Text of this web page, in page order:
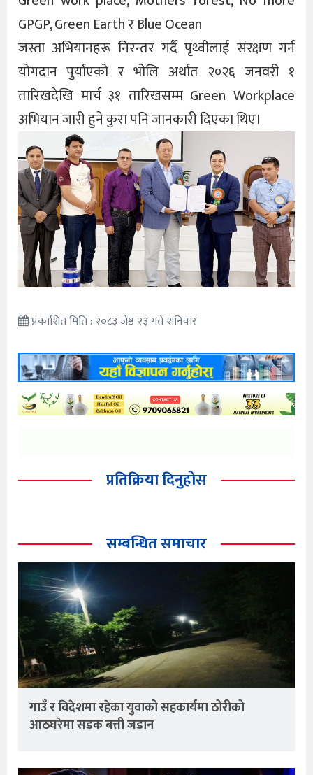
GPGP, Green Earth र Blue Ocean
जस्ता अभियानहरू निरन्तर गर्दै पृथ्वीलाई संरक्षण गर्न
योगदान पुर्याएको र भोलि अर्थात २०२६ जनवरी १
तारिखदेखि मार्च ३१ तारिखसम्म Green Workplace
अभियान जारी हुने कुरा पनि जानकारी दिएका थिए।
प्रकाशित मिति : २०८३ जेष्ठ २३ गते शनिवार
प्रतिक्रिया दिनुहोस
सम्बन्धित समाचार
गाउँ र विदेशमा रहेका युवाको सहकार्यमा ठोरीको
आठघरेमा सडक बत्ती जडान